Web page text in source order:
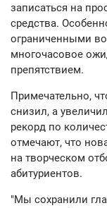
записаться на
средства.
ограниченными
многочасовое
препятствием.
Примечательно,
снизил, а
рекорд по
отмечают, что
на творческом
абитуриентов.
"Мы сохранили